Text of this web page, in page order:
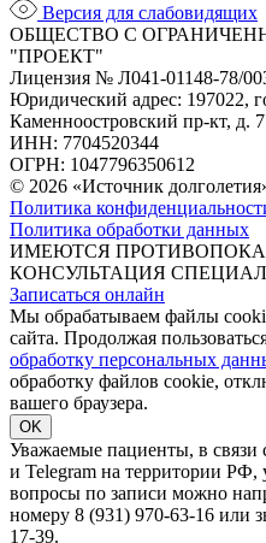
Версия для слабовидящих
ОБЩЕСТВО С
"ПРОЕКТ"
Лицензия № Л041-01148-78/
Юридический адрес: 197022,
Каменноостровский пр-кт, д.
ИНН: 7704520344
ОГРН: 1047796350612
© 2026 «Источник
Политика
Политика обработки данных
ИМЕЮТСЯ
КОНСУЛЬТАЦИЯ
Записаться онлайн
Мы обрабатываем файлы
сайта. Продолжая
обработку персональных
обработку файлов cookie,
вашего браузера.
OK
Уважаемые пациенты, в связи
и Telegram на территории РФ,
вопросы по записи можно
номеру 8 (931) 970-63-16 или
17-39.